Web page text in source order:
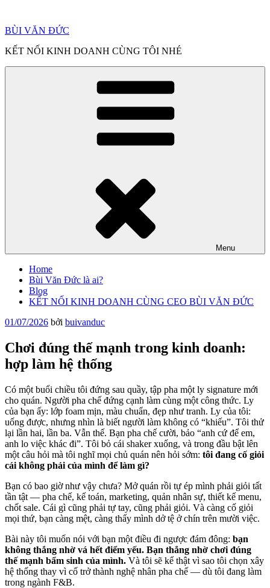
phần
dung
BÙI VĂN ĐỨC
KẾT NỐI KINH DOANH CÙNG TÔI NHÉ
Menu
Home
Bùi Văn Đức là ai?
Blog
KẾT NỐI KINH DOANH CÙNG CEO BÙI VĂN ĐỨC
Đăng
01/07/2026 bởi buivanduc
Chơi đúng thế mạnh trong kinh doanh:
hợp làm hệ thống
Có một buổi chiều tôi đứng sau quầy, tập pha một ly signature mới
cho quán. Người pha chế đứng cạnh làm cùng một công thức. Ly
của bạn ấy: lớp foam mịn, màu chuẩn, đẹp như tranh. Ly của tôi:
uống được, nhưng nhìn là biết người làm không có “khiếu”. Tôi thử
lại lần hai, lần ba. Vẫn thế. Bạn pha chế cười, bảo “anh cứ để em,
anh lo việc khác đi”. Tôi bỏ cái shaker xuống, và trong đầu bật lên
một câu hỏi mà tôi nghĩ mọi chủ quán nên hỏi sớm: tôi đang cố giỏi
cái không phải của mình để làm gì?
Bạn có bao giờ như vậy chưa? Mở quán rồi tự ép mình phải giỏi tất
tần tật — pha chế, kế toán, marketing, quản nhân sự, thiết kế menu,
chốt sale. Cái gì cũng phải tự tay, cũng phải giỏi. Và càng cố giỏi
mọi thứ, bạn càng mệt, càng thấy mình dở tệ ở chín trên mười việc.
Bài này tôi muốn nói với bạn một điều đi ngược đám đông: bạn
không thắng nhờ vá hết điểm yếu. Bạn thắng nhờ chơi đúng
thế mạnh bẩm sinh của mình. Và tôi sẽ kể thật vì sao tôi chọn xây
hệ thống thay vì cố trở thành nghệ nhân pha chế — dù tôi đang làm
trong ngành F&B.